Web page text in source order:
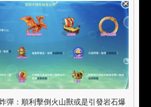
彈：順利擊倒火山獸或是引發岩石爆